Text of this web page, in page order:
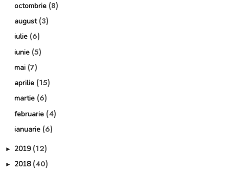
octombrie (8)
august (3)
iulie (6)
iunie (5)
mai (7)
aprilie (15)
martie (6)
februarie (4)
ianuarie (6)
► 2019 (12)
► 2018 (40)